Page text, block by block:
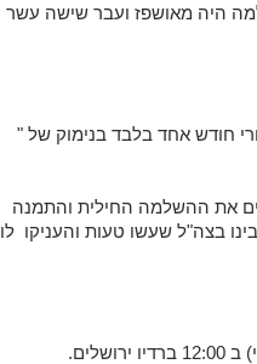
היה מאושפז ועבר שישה עשר
חודש אחד בלבד בנימוק של "
את ההשלמה החילית והתמנה
בצה"ל שעשו טעות והעניקו לו